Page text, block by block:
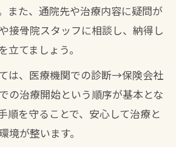
通いやすさで選ぶ八幡西区の
る接骨院でのポイント
の費用を抑えるための基本知
した接骨院の自己負担軽減策
くある費用トラブルと対策方
また、通院先や治療内容に疑問が
接骨院スタッフに相談し、納得し
立てましょう。
は、医療機関での診断→保険会社
の治療開始という順序が基本とな
順を守ることで、安心して治療と
境が整います。